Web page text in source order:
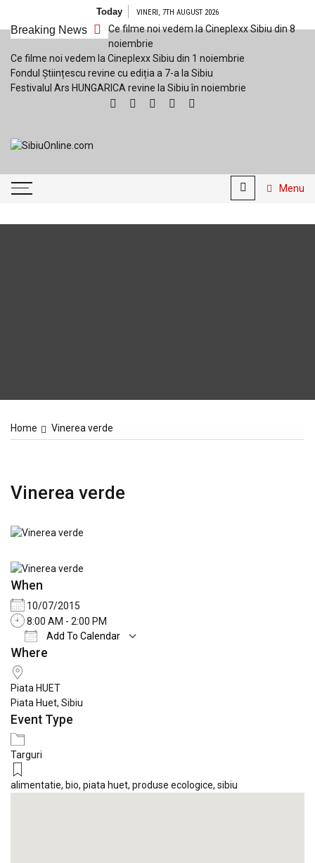
content
Today VINERI, 7TH AUGUST 2026
Breaking News
Ce filme noi vedem la Cineplexx Sibiu din 8
noiembrie
Ce filme noi vedem la Cineplexx Sibiu din 1 noiembrie
Fondul Științescu revine cu ediția a 7-a la Sibiu
Festivalul Ars HUNGARICA revine la Sibiu în noiembrie
Sibiu!!!
Menu
Home Vinerea verde
Vinerea verde
When
10/07/2015
8:00 AM - 2:00 PM
Add To Calendar
Download ICS
Where
Piata HUET
Piata Huet, Sibiu
Event Type
Targuri
alimentatie, bio, piata huet, produse ecologice, sibiu